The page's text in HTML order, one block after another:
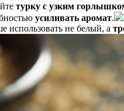
турку с узким
усиливать аромат.
использовать не белый, а